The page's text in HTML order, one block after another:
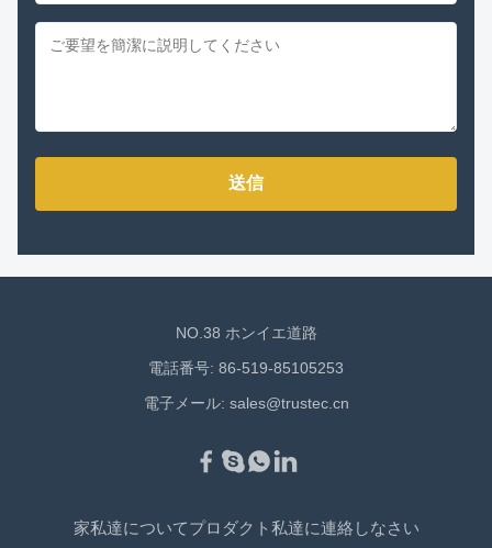
送信
NO.38 ホンイエ道路
電話番号: 86-519-85105253
電子メール: sales@trustec.cn
家私達についてプロダクト 私達に連絡しなさい